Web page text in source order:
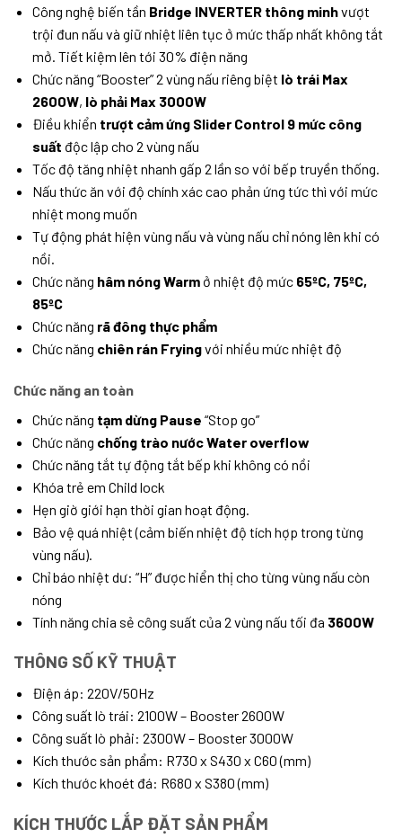
Công nghệ biến tần Bridge INVERTER thông minhvượt
trội đun nấu và giữ nhiệt liên tục ở mức thấp nhất không tắt
mở. Tiết kiệm lên tới 30% điện năng
Chức năng “Booster” 2 vùng nấu riêng biệt lò trái Max
2600W, lò phải Max 3000W
Điều khiển trượt cảm ứng Slider Control 9 mức công
suất độc lập cho 2 vùng nấu
Tốc độ tăng nhiệt nhanh gấp 2 lần so với bếp truyền thống.
Nấu thức ăn với độ chính xác cao phản ứng tức thì với mức
nhiệt mong muốn
Tự động phát hiện vùng nấu và vùng nấu chỉ nóng lên khi có
nồi.
Chức năng hâm nóng Warm ở nhiệt độ mức 65ºC, 75ºC,
85ºC
Chức năng rã đông thực phẩm
Chức năng chiên rán Fryingvới nhiều mức nhiệt độ
Chức năng an toàn
Chức năng tạm dừng Pause “Stop go”
Chức năng chống trào nước Water overflow
Chức năng tắt tự động tắt bếp khi không có nồi
Khóa trẻ em Child lock
Hẹn giờ giới hạn thời gian hoạt động.
Bảo vệ quá nhiệt (cảm biến nhiệt độ tích hợp trong từng
vùng nấu).
Chỉ báo nhiệt dư: “H” được hiển thị cho từng vùng nấu còn
nóng
Tính năng chia sẻ công suất của 2 vùng nấu tối đa 3600W
THÔNG SỐ KỸ THUẬT
Điện áp: 220V/50Hz
Công suất lò trái: 2100W – Booster 2600W
Công suất lò phải: 2300W – Booster 3000W
Kích thước sản phẩm: R730 x S430 x C60 (mm)
Kích thước khoét đá: R680 x S380 (mm)
KÍCH THƯỚC LẮP ĐẶT SẢN PHẨM